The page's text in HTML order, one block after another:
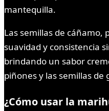
mantequilla.
Las semillas de
suavidad y consistencia
brindando un sabor
piñones y las semillas de
¿Cómo usar la